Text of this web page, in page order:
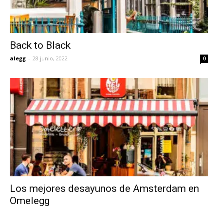
Back to Black
alegg - 28 junio, 2022 0
Los mejores desayunos de Amsterdam en
Omelegg